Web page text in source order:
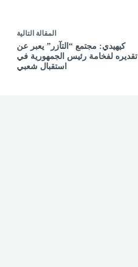
المقالة التالية
كيهيدي: مجتمع “التآزر” يعبر عن
تقديره لفخامة رئيس الجمهورية في
استقبال شعبي